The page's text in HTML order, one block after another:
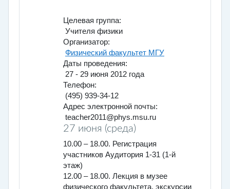
Целевая группа:
Учителя физики
Организатор:
Физический факультет МГУ
Даты проведения:
27 - 29 июня 2012 года
Телефон:
(495) 939-34-12
Адрес электронной почты:
teacher2011@phys.msu.ru
27 июня (среда)
10.00 – 18.00. Регистрация
участников Аудитория 1-31 (1-й
этаж)
12.00 – 18.00. Лекция в музее
физического факультета, экскурсии